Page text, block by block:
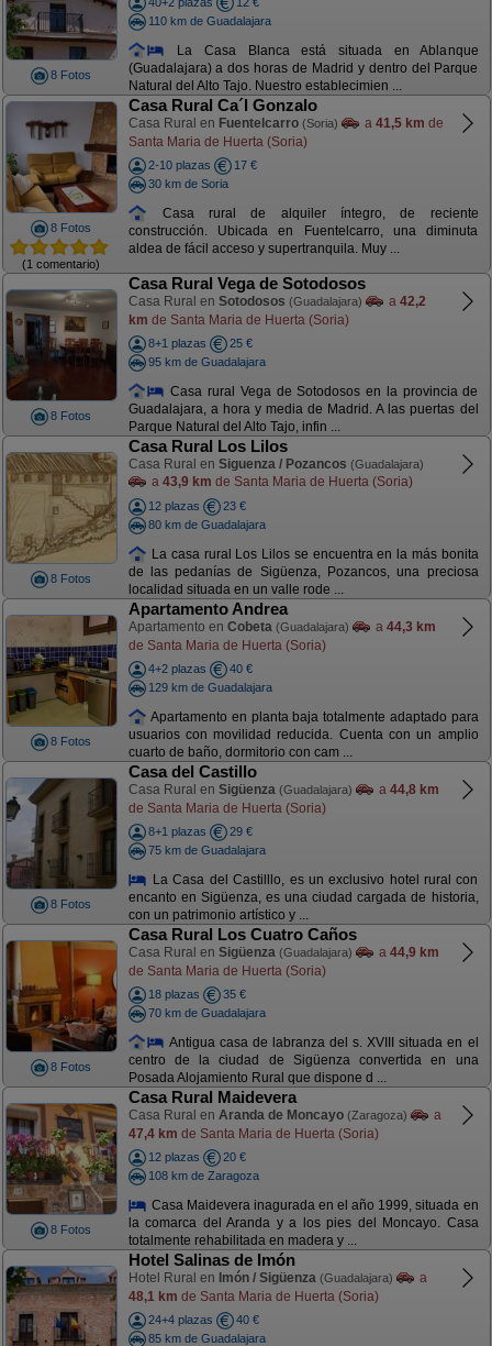
8 Fotos
110 km de Guadalajara
La Casa Blanca está situada en Ablanque
(Guadalajara) a dos horas de Madrid y dentro del Parque
Natural del Alto Tajo. Nuestro establecimien ...
8 Fotos
(1 comentario)
Casa Rural Ca´l Gonzalo
Casa Rural en Fuentelcarro (Soria) a 41,5 km de
Santa Maria de Huerta (Soria)
2-10 plazas
17 €
30 km de Soria
Casa rural de alquiler íntegro, de reciente
construcción. Ubicada en Fuentelcarro, una diminuta
aldea de fácil acceso y supertranquila. Muy ...
8 Fotos
Casa Rural Vega de Sotodosos
Casa Rural en Sotodosos (Guadalajara) a 42,2
km de Santa Maria de Huerta (Soria)
8+1 plazas
25 €
95 km de Guadalajara
Casa rural Vega de Sotodosos en la provincia de
Guadalajara, a hora y media de Madrid. A las puertas del
Parque Natural del Alto Tajo, infin ...
8 Fotos
Casa Rural Los Lilos
Casa Rural en Siguenza / Pozancos (Guadalajara)
a 43,9 km de Santa Maria de Huerta (Soria)
12 plazas
23 €
80 km de Guadalajara
La casa rural Los Lilos se encuentra en la más bonita
de las pedanías de Sigüenza, Pozancos, una preciosa
localidad situada en un valle rode ...
8 Fotos
Apartamento Andrea
Apartamento en Cobeta (Guadalajara) a 44,3 km
de Santa Maria de Huerta (Soria)
4+2 plazas
40 €
129 km de Guadalajara
Apartamento en planta baja totalmente adaptado para
usuarios con movilidad reducida. Cuenta con un amplio
cuarto de baño, dormitorio con cam ...
8 Fotos
Casa del Castillo
Casa Rural en Sigüenza (Guadalajara) a 44,8 km
de Santa Maria de Huerta (Soria)
8+1 plazas
29 €
75 km de Guadalajara
La Casa del Castilllo, es un exclusivo hotel rural con
encanto en Sigüenza, es una ciudad cargada de historia,
con un patrimonio artístico y ...
8 Fotos
Casa Rural Los Cuatro Caños
Casa Rural en Sigüenza (Guadalajara) a 44,9 km
de Santa Maria de Huerta (Soria)
18 plazas
35 €
70 km de Guadalajara
Antigua casa de labranza del s. XVIII situada en el
centro de la ciudad de Sigüenza convertida en una
Posada Alojamiento Rural que dispone d ...
8 Fotos
Casa Rural Maidevera
Casa Rural en Aranda de Moncayo (Zaragoza)
a
47,4 km de Santa Maria de Huerta (Soria)
12 plazas
20 €
108 km de Zaragoza
Casa Maidevera inagurada en el año 1999, situada en
la comarca del Aranda y a los pies del Moncayo. Casa
totalmente rehabilitada en madera y ...
Hotel Salinas de Imón
Hotel Rural en Imón / Sigüenza (Guadalajara)
a
48,1 km de Santa Maria de Huerta (Soria)
24+4 plazas
40 €
85 km de Guadalajara